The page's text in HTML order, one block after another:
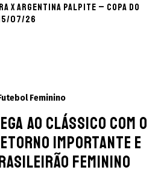
x Argentina palpite – Copa do
07/26
Feminino
ao clássico com o
importante e
Feminino